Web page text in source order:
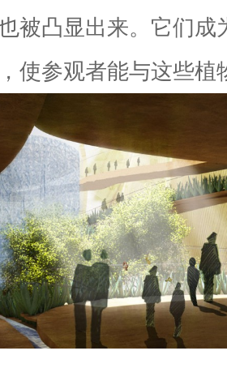
被凸显出来。它们成
使参观者能与这些植